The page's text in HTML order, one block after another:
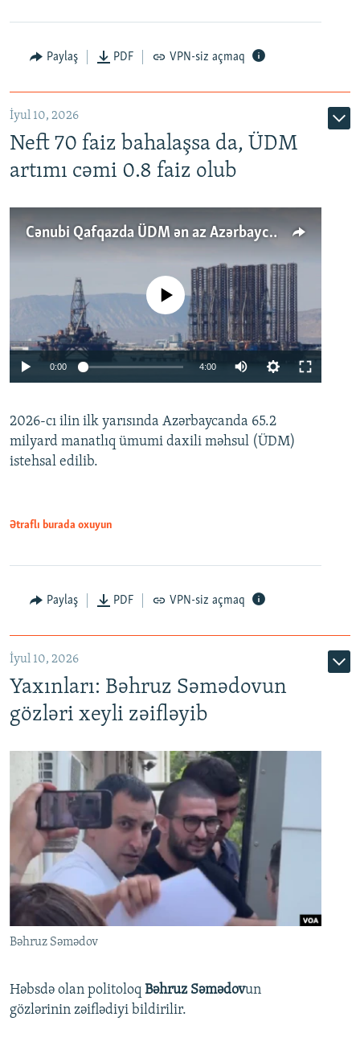
Paylaş PDF VPN-siz açmaq
İyul 10, 2026
Neft 70 faiz bahalaşsa da, ÜDM
artımı cəmi 0.8 faiz olub
Cənubi Qafqazda ÜDM ən az Azərbaycanda artır: Qonşuları niyə Bakını qabaqlaya bilir?
Auto 240p 360p 480p
No media source currently available
0:00 4:00
360p
480p
2026-cı ilin ilk yarısında Azərbaycanda 65.2
milyard manatlıq ümumi daxili məhsul (ÜDM)
istehsal edilib.
Ətraflı burada oxuyun
Paylaş PDF VPN-siz açmaq
İyul 10, 2026
Yaxınları: Bəhruz Səmədovun
gözləri xeyli zəifləyib
Bəhruz Səmədov
Həbsdə olan politoloq Bəhruz Səmədovun
gözlərinin zəiflədiyi bildirilir.